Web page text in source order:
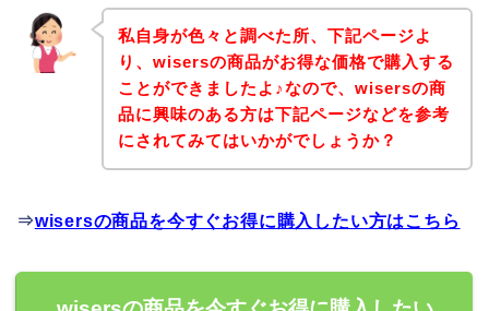
私自身が色々と調べた所、下記ページよ
り、wisersの商品がお得な価格で購入する
ことができましたよ♪なので、wisersの商
品に興味のある方は下記ページなどを参考
にされてみてはいかがでしょうか？
⇒wisersの商品を今すぐお得に購入したい方はこちら